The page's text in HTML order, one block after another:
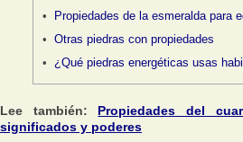
Propiedades de la esmeralda para
Otras piedras con propiedades
¿Qué piedras energéticas usas
Lee también: Propiedades del
significados y poderes